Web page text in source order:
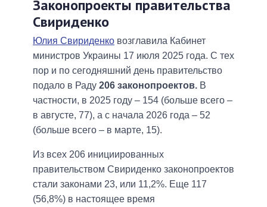
Законопроекты правительства
Свириденко
Юлия Свириденко возглавила Кабинет
министров Украины 17 июля 2025 года. С тех
пор и по сегодняшний день правительство
подало в Раду 206 законопроектов. В
частности, в 2025 году – 154 (больше всего –
в августе, 77), а с начала 2026 года – 52
(больше всего – в марте, 15).
Из всех 206 инициированных
правительством Свириденко законопроектов
стали законами 23, или 11,2%. Еще 117
(56,8%) в настоящее время